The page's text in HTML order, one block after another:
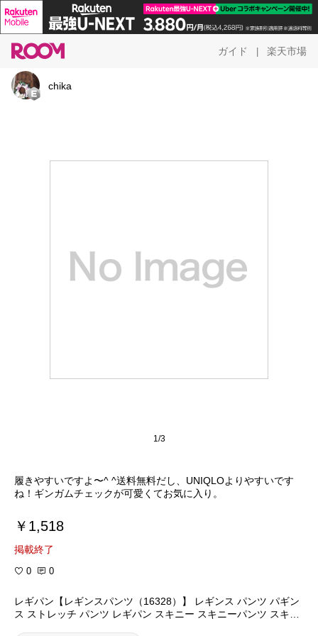
ガイド 楽天市場
chika
1/3
履きやすいですよ〜^ ^送料無料だし、UNIQLOよりやすいです
ね！ギンガムチェックが可愛くてお気に入り。
￥1,518
掲載終了
0 0
レギパン【レギンスパンツ（16328）】 レギンス パンツ パギン
ス ストレッチ パンツ レギパン スキニー スキニーパンツ スキニ